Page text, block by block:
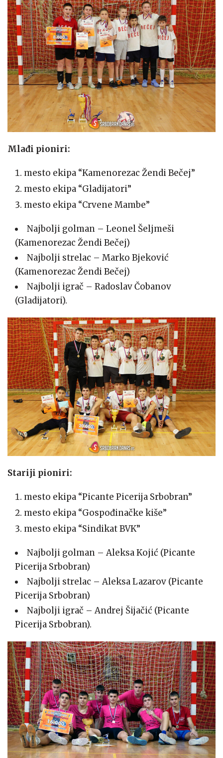
Mlađi pioniri:
mesto ekipa “Kamenorezac Žendi Bečej”
mesto ekipa “Gladijatori”
mesto ekipa “Crvene Mambe”
Najbolji golman – Leonel Šeljmeši
(Kamenorezac Žendi Bečej)
Najbolji strelac – Marko Bjeković
(Kamenorezac Žendi Bečej)
Najbolji igrač – Radoslav Čobanov
(Gladijatori).
Stariji pioniri:
mesto ekipa “Picante Picerija Srbobran”
mesto ekipa “Gospođinačke kiše”
mesto ekipa “Sindikat BVK”
Najbolji golman – Aleksa Kojić (Picante
Picerija Srbobran)
Najbolji strelac – Aleksa Lazarov (Picante
Picerija Srbobran)
Najbolji igrač – Andrej Šijačić (Picante
Picerija Srbobran).